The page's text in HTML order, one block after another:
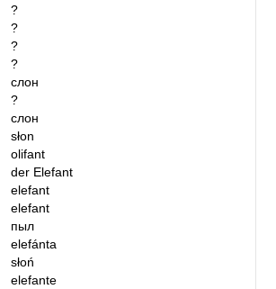
?
?
?
?
слон
?
слон
słon
olifant
der Elefant
elefant
elefant
пыл
elefánta
słoń
elefante